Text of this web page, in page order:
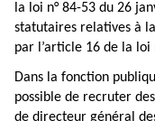
la loi n° 84-53 du 26
statutaires relatives à
par l’article 16 de la loi
Dans la fonction
possible de recruter
de directeur général